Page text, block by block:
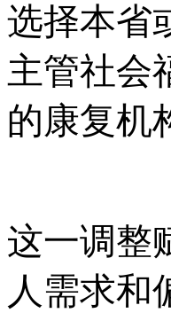
选择本省
主管社会
的康复机
这一调整
人需求和